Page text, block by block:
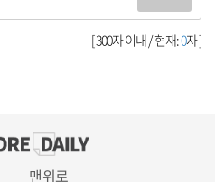
[ 300자 이내 / 현재:0자 ]
맨위로